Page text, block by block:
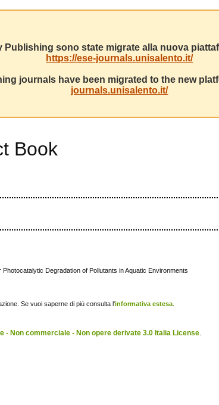
Publishing sono state migrate alla nuova
https://ese-journals.unisalento.it/
journals have been migrated to the new
journals.unisalento.it/
Book
Degradation of Pollutants in Aquatic Environments
Se vuoi saperne di più consulta l'informativa estesa
- Non commerciale - Non opere derivate 3.0 Italia License.